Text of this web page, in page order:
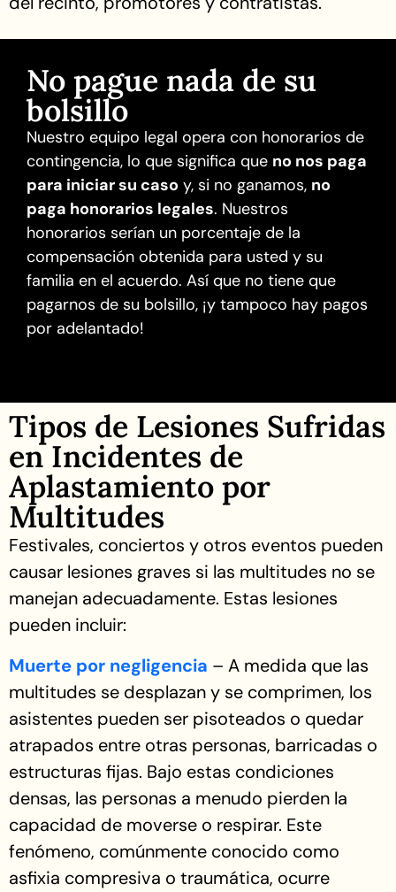
No pague nada de su
bolsillo
Nuestro equipo legal opera con honorarios de
contingencia, lo que significa que no nos paga
para iniciar su caso y, si no ganamos, no
paga honorarios legales. Nuestros
honorarios serían un porcentaje de la
compensación obtenida para usted y su
familia en el acuerdo. Así que no tiene que
pagarnos de su bolsillo, ¡y tampoco hay pagos
por adelantado!
Tipos de Lesiones Sufridas
en Incidentes de
Aplastamiento por
Multitudes
Festivales, conciertos y otros eventos pueden
causar lesiones graves si las multitudes no se
manejan adecuadamente. Estas lesiones
pueden incluir:
Muerte por negligencia – A medida que las
multitudes se desplazan y se comprimen, los
asistentes pueden ser pisoteados o quedar
atrapados entre otras personas, barricadas o
estructuras fijas. Bajo estas condiciones
densas, las personas a menudo pierden la
capacidad de moverse o respirar. Este
fenómeno, comúnmente conocido como
asfixia compresiva o traumática, ocurre